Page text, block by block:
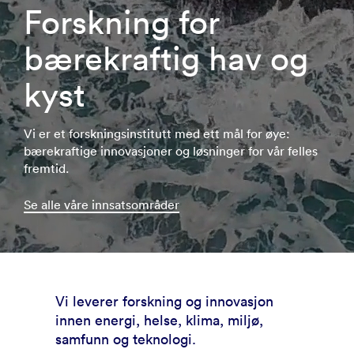
Forskning for
bærekraftig hav og
kyst
Vi er et forskningsinstitutt med ett mål for øye:
bærekraftige innovasjoner og løsninger for vår felles
fremtid.
Se alle våre innsatsområder
Vi leverer forskning og innovasjon
innen energi, helse, klima, miljø,
samfunn og teknologi.